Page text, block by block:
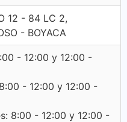
12 - 84 LC 2,
- BOYACA
- 12:00 y 12:00 -
- 12:00 y 12:00 -
8:00 - 12:00 y 12:00 -